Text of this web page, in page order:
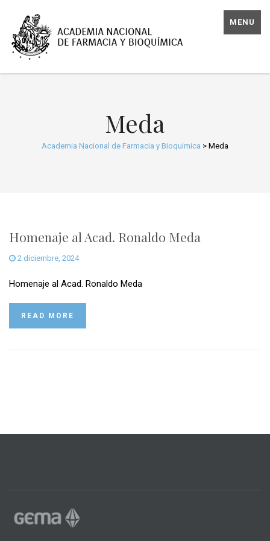
MENU
Meda
Academia Nacional de Farmacia y Bioquimica > Meda
Homenaje al Acad. Ronaldo Meda
2 diciembre, 2024
Homenaje al Acad. Ronaldo Meda
READ MORE